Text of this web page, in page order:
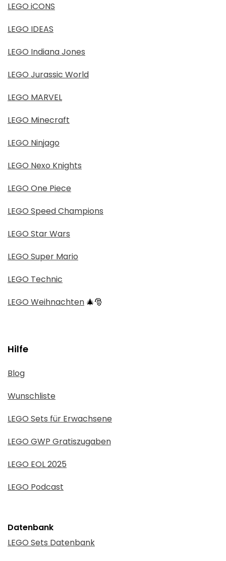
LEGO iCONS
LEGO IDEAS
LEGO Indiana Jones
LEGO Jurassic World
LEGO MARVEL
LEGO Minecraft
LEGO Ninjago
LEGO Nexo Knights
LEGO One Piece
LEGO Speed Champions
LEGO Star Wars
LEGO Super Mario
LEGO Technic
LEGO Weihnachten 🎄🎅
Hilfe
Blog
Wunschliste
LEGO Sets für Erwachsene
LEGO GWP Gratiszugaben
LEGO EOL 2025
LEGO Podcast
Datenbank
LEGO Sets Datenbank